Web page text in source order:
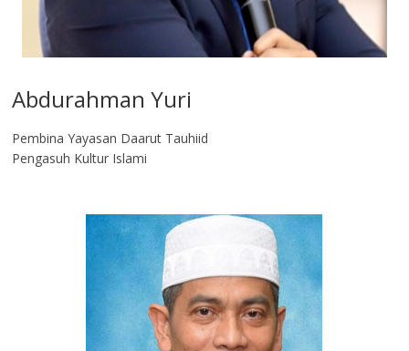
Abdurahman Yuri
Pembina Yayasan Daarut Tauhiid
Pengasuh Kultur Islami